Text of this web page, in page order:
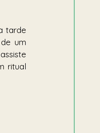
tarde
um
ritual